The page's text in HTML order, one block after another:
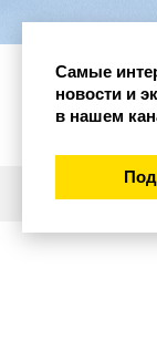
Самые
новости и
в нашем